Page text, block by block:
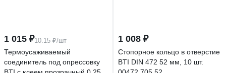
1 015 ₽10.15 ₽/шт
Термоусаживаемый
соединитель под опрессовку
1 008 ₽
Стопорное кольцо в отверстие
BTI DIN 472 52 мм, 10 шт.